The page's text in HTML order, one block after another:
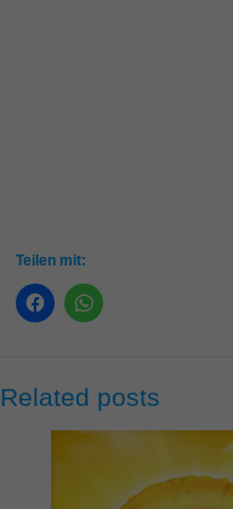
Teilen mit:
Related posts